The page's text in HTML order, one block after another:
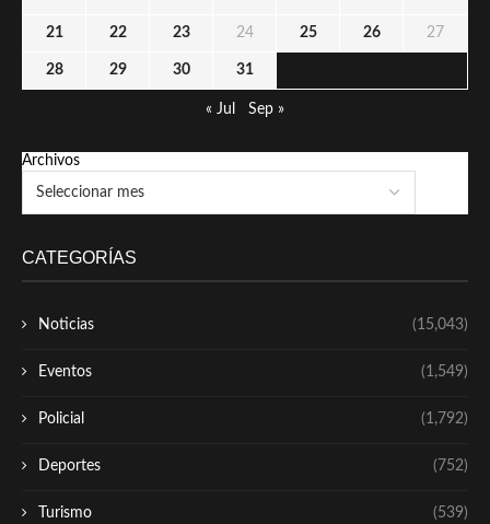
21 22 23 24 25 26 27
28 29 30 31
« Jul Sep »
Archivos
CATEGORÍAS
Noticias (15,043)
Eventos (1,549)
Policial (1,792)
Deportes (752)
Turismo (539)